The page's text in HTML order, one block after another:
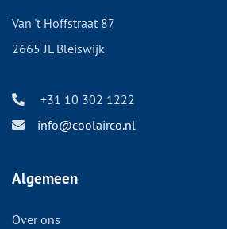
Van 't Hoffstraat 87
2665 JL Bleiswijk
+31 10 302 1222
info@coolairco.nl
Algemeen
Over ons